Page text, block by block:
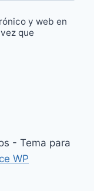
y web en
que
- Tema para
WP